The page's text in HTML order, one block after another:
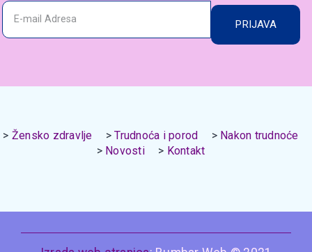
PRIJAVA
Žensko zdravlje Trudnoća i porod
Nakon trudnoće
Novosti
Kontakt